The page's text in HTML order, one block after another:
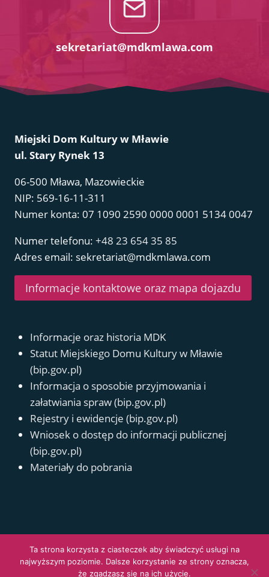
sekretariat@mdkmlawa.com
Miejski Dom Kultury w Mławie
ul. Stary Rynek 13
06-500 Mława, Mazowieckie
NIP: 569-16-11-311
Numer konta: 07 1090 2590 0000 0001 5134 0047
Numer telefonu: +48 23 654 35 85
Adres email: sekretariat@mdkmlawa.com
Informacje kontaktowe oraz mapa dojazdu
Informacje oraz historia MDK
Statut Miejskiego Domu Kultury w Mławie
(bip.gov.pl)
Informacja o sposobie przyjmowania i
załatwiania spraw (bip.gov.pl)
Rejestry i ewidencje (bip.gov.pl)
Wniosek o dostęp do informacji publicznej
(bip.gov.pl)
Materiały do pobrania
© 2026 Miejski Dom Kultury
Ta strona korzysta z ciasteczek aby świadczyć usługi na
najwyższym poziomie. Dalsze korzystanie ze strony oznacza,
że zgadzasz się na ich użycie.